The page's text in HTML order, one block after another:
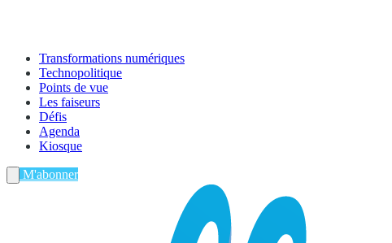
Transformations numériques
Technopolitique
Points de vue
Les faiseurs
Défis
Agenda
Kiosque
M'abonner